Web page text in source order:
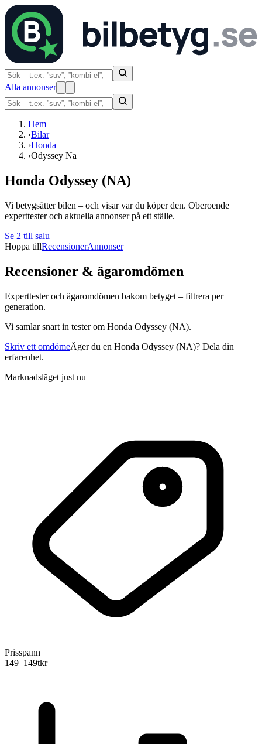
Alla annonser
Hem
›Bilar
›Honda
›Odyssey Na
Honda Odyssey (NA)
Vi betygsätter bilen – och visar var du köper den. Oberoende
experttester och aktuella annonser på ett ställe.
Se 2 till salu
Hoppa tillRecensionerAnnonser
Recensioner & ägaromdömen
Experttester och ägaromdömen bakom betyget – filtrera per
generation.
Vi samlar snart in tester om Honda Odyssey (NA).
Skriv ett omdömeÄger du en Honda Odyssey (NA)? Dela din
erfarenhet.
Marknadsläget just nu
Prisspann
149–149tkr